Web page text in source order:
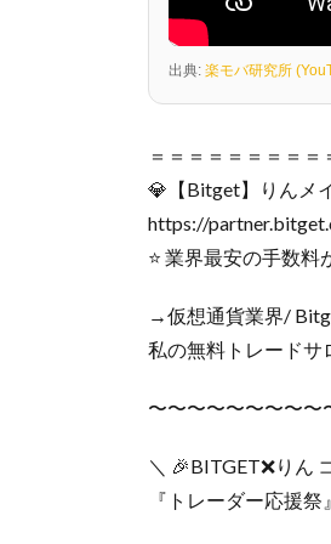
出典: 楽モバ研究所
＝＝＝＝＝＝＝＝＝
💎【Bitget】りんメ
https://
⭐️ 業界最安の手数料
→仮想通貨業界/
私の無料トレードサ
〜〜〜〜〜〜〜〜〜
＼ 🎉BITGET❌りん
『トレーダー応援祭